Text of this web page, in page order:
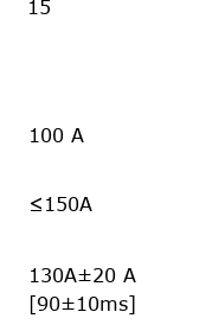
15
100 A
≤150A
130A±20 A
[90±10ms]